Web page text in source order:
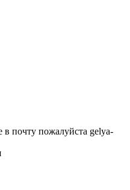
почту пожалуйста gelya-